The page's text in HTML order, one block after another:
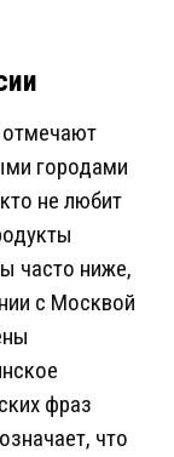
отмечают
городами
не любит
часто ниже,
с Москвой
фраз
что